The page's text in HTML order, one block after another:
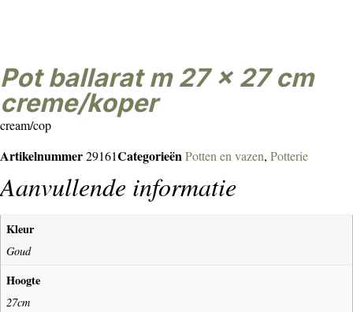
Pot ballarat m 27 x 27 cm
creme/koper
cream/cop
Artikelnummer29161CategorieënPotten en vazen, Potterie
Aanvullende informatie
Kleur
Goud
Hoogte
27cm